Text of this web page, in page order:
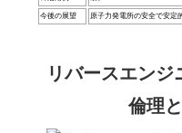
今後の展望 原子力発電所の安全で安定
リバースエンジ
倫理